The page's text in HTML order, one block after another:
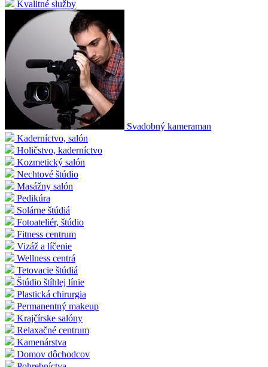
Kvalitné služby
Svadobný kameraman
Kaderníctvo, salón
Holičstvo, kaderníctvo
Kozmetický salón
Nechtové štúdio
Masážny salón
Pedikúra
Solárne štúdiá
Fotoateliér, štúdio
Fitness centrum
Vizáž a líčenie
Wellness centrá
Tetovacie štúdiá
Štúdio štíhlej línie
Plastická chirurgia
Permanentný makeup
Krajčírske salóny
Relaxačné centrum
Kamenárstva
Domov dôchodcov